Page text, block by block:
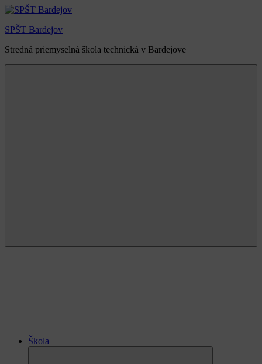
Skip
content
SPŠT Bardejov
Stredná priemyselná škola technická v Bardejove
Škola